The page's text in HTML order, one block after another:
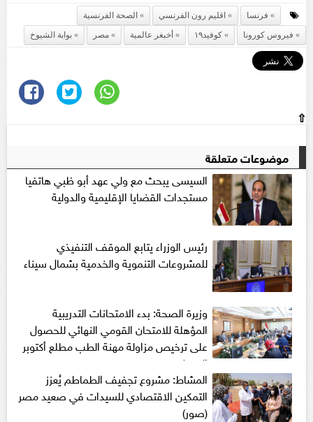
فرنسا اقليم رون الفرنسي
الصحة الفرنسية
فيروس كورونا
كوفيد١٩ أخبغر عالمية مصر بوابة الشيوخ
⇧
موضوعات متعلقة
السيسى يبحث مع ولي عهد أبو ظبي هاتفيا
مستجدات القضايا الإقليمية والدولية
رئيس الوزراء يتابع الموقف التنفيذي
للمشروعات التنموية والخدمية بشمال سيناء
وزيرة الصحة: بدء الامتحانات التدريبية
المؤهلة للامتحان القومي النهائي للحصول
على ترخيص مزاولة مهنة الطب مطلع أكتوبر
المقبل
المشاط: مشروع تجفيف الطماطم يُعزز
التمكين الاقتصادي للسيدات في صعيد مصر
(صور)